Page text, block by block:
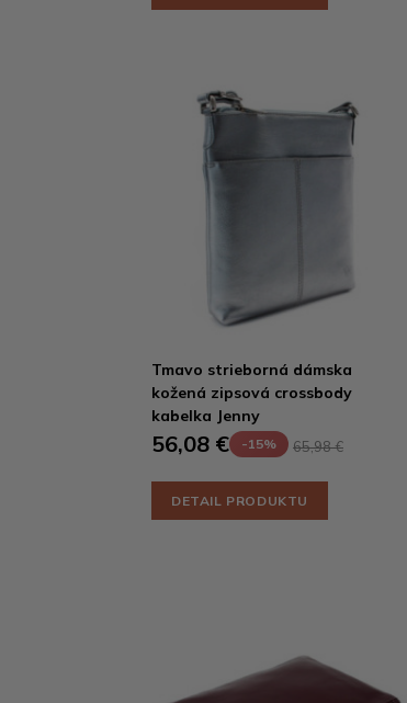
Tmavo strieborná dámska
kožená zipsová crossbody
kabelka Jenny
56,08 € -15% 65,98 €
DETAIL PRODUKTU